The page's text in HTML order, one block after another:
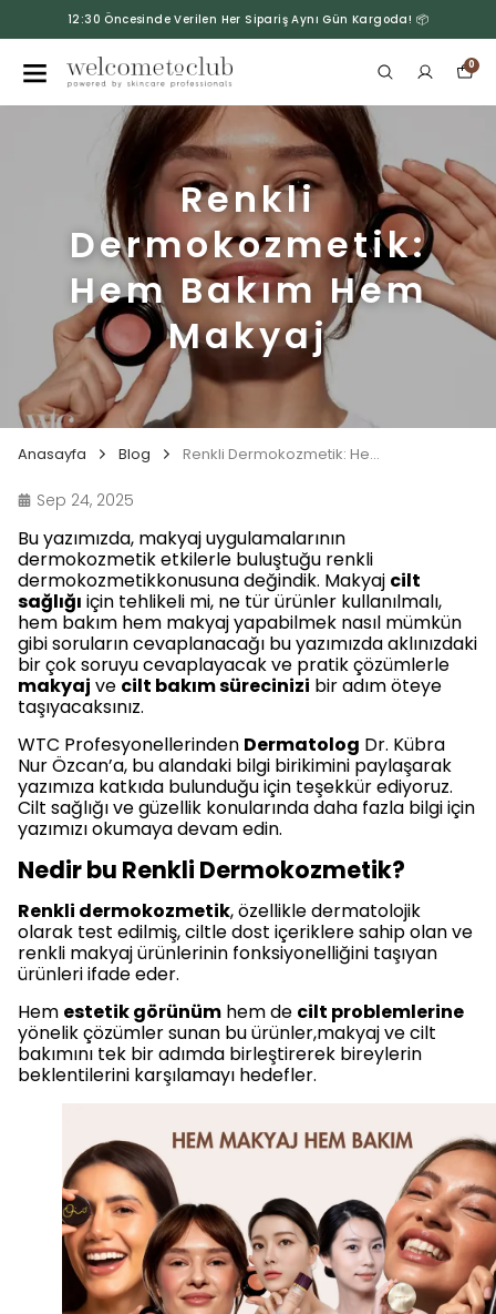
12:30 Öncesinde Verilen Her Sipariş Aynı Gün Kargoda! 📦
0
Renkli
Dermokozmetik:
Hem Bakım Hem
Makyaj
Anasayfa Blog Renkli Dermokozmetik: Hem Bakım Hem Makyaj
Sep 24, 2025
Bu yazımızda, makyaj uygulamalarının
dermokozmetik etkilerle buluştuğu renkli
dermokozmetikkonusuna değindik. Makyaj cilt
sağlığı için tehlikeli mi, ne tür ürünler kullanılmalı,
hem bakım hem makyaj yapabilmek nasıl mümkün
gibi soruların cevaplanacağı bu yazımızda aklınızdaki
bir çok soruyu cevaplayacak ve pratik çözümlerle
makyaj ve cilt bakım sürecinizi bir adım öteye
taşıyacaksınız.
WTC Profesyonellerinden Dermatolog Dr. Kübra
Nur Özcan’a, bu alandaki bilgi birikimini paylaşarak
yazımıza katkıda bulunduğu için teşekkür ediyoruz.
Cilt sağlığı ve güzellik konularında daha fazla bilgi için
yazımızı okumaya devam edin.
Nedir bu Renkli Dermokozmetik?
Renkli dermokozmetik, özellikle dermatolojik
olarak test edilmiş, ciltle dost içeriklere sahip olan ve
renkli makyaj ürünlerinin fonksiyonelliğini taşıyan
ürünleri ifade eder.
Hem estetik görünüm hem de cilt problemlerine
yönelik çözümler sunan bu ürünler,makyaj ve cilt
bakımını tek bir adımda birleştirerek bireylerin
beklentilerini karşılamayı hedefler.